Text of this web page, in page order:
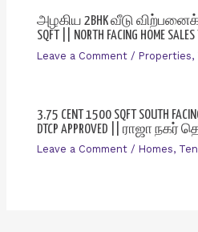
அழகிய 2BHK வீடு
SQFT || NORTH FACING HOME SALES
Leave a Comment / Properties,
3.75 CENT 1500 SQFT SOUTH
DTCP APPROVED || ராஜா நகர்
Leave a Comment / Homes,